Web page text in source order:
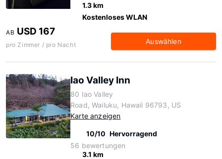
1.3 km
Kostenloses WLAN
AB USD 167
pro Zimmer / pro Nacht Auswählen
Iao Valley Inn
80 Iao Valley
Road, Wailuku, Hawaii 96793, US
Karte anzeigen
10/10 Hervorragend
56 bewertungen
3.1 km